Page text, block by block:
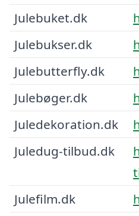
Julebuket.dk
Julebukser.dk
Julebutterfly.dk
Julebøger.dk
Juledekoration.dk
Juledug-tilbud.dk
Julefilm.dk